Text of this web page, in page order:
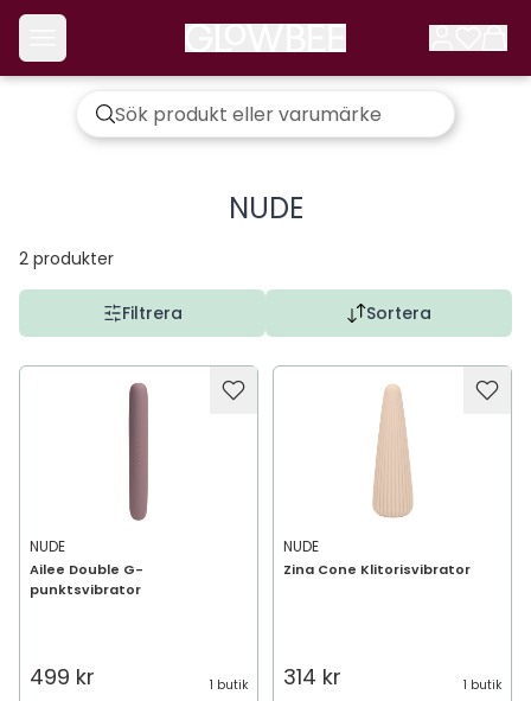
NUDE
2 produkter
Filtrera Sortera
NUDE
Ailee Double G-
punktsvibrator
499 kr 1 butik
NUDE
Zina Cone Klitorisvibrator
314 kr 1 butik